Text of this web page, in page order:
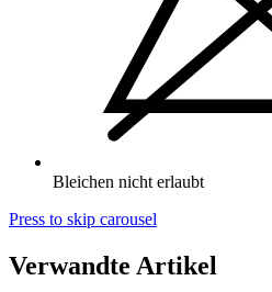
Bleichen nicht erlaubt
Press to skip carousel
Verwandte Artikel